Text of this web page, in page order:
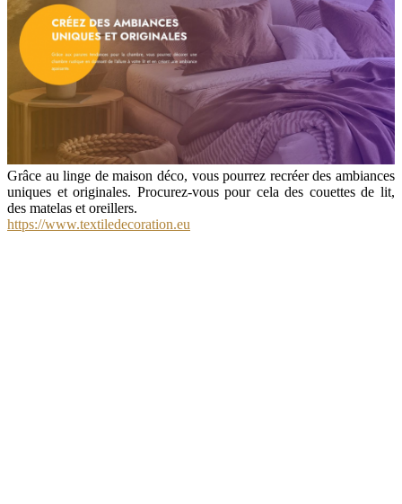
Grâce au linge de maison déco, vous pourrez recréer des ambiances
uniques et originales. Procurez-vous pour cela des couettes de lit,
des matelas et oreillers.
https://www.textiledecoration.eu